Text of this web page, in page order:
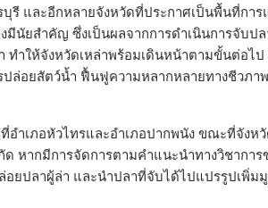
รี และอีกหลายจังหวัดที่ประกาศเป็นพื้นที่การ
นัยสำคัญ ซึ่งเป็นผลจากการดำเนินการจับป
ทำให้จังหวัดเหล่าพร้อมเดินหน้าตามขั้นต่อไ
ล่อยสัตว์น้ำ ฟื้นฟูความหลากหลายทางชีวภา
ำเภอหัวไทรและอำเภอปากพนัง ขณะที่จังห
หากมีการจัดการตามคำแนะนำทางวิชาการ
ยปลาผู้ล่า และนำปลาที่จับได้ไปแปรรูปเพิ่ม